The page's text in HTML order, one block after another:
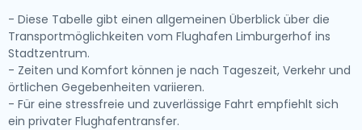
- Diese Tabelle gibt einen allgemeinen Überblick über die
Transportmöglichkeiten vom Flughafen Limburgerhof ins
Stadtzentrum.
- Zeiten und Komfort können je nach Tageszeit, Verkehr und
örtlichen Gegebenheiten variieren.
- Für eine stressfreie und zuverlässige Fahrt empfiehlt sich
ein privater Flughafentransfer.